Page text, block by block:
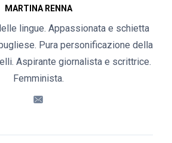
MARTINA RENNA
lingue. Appassionata e schietta
Pura personificazione della
Aspirante giornalista e scrittrice.
Femminista.